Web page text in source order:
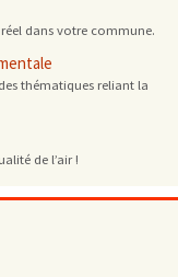
réel dans votre commune.
thématiques reliant la
de l’air !